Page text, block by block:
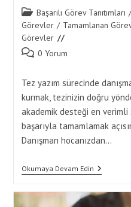
Post
category:
Başarılı Görev Tanıtımları /
Görevler / Tamamlanan
Görevler
Post 0 Yorum
Tez yazım sürecinde
kurmak, tezinizin doğru
akademik desteği en
başarıyla tamamlamak
Danışman hocanızdan…
Okumaya Devam EdinDanışman
Etkili